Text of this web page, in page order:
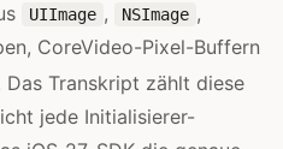
UIImage , NSImage ,
CoreVideo-Pixel-Buffern
Das Transkript zählt diese
jede Initialisierer-